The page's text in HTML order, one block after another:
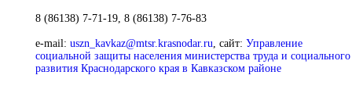
8 (86138) 7-71-19, 8 (86138) 7-76-83
e-mail: uszn_kavkaz@mtsr.krasnodar.ru, сайт: Управление
социальной защиты населения министерства труда и социального
развития Краснодарского края в Кавказском районе